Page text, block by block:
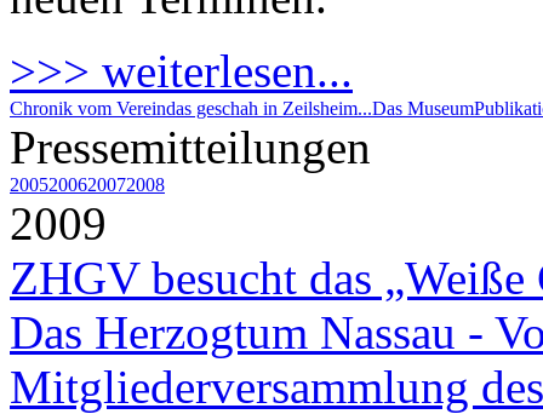
>>> weiterlesen...
Chronik vom Vereindas geschah in Zeilsheim...Das Museum
Pressemitteilungen
2005200620072008
2009
ZHGV besucht das
Das Herzogtum Nassau -
Mitgliederversammlung